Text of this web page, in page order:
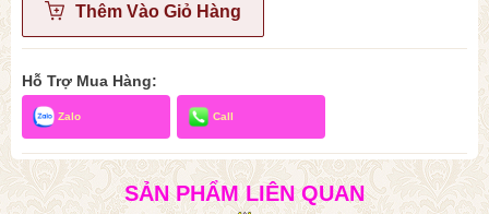
Thêm Vào Giỏ Hàng
Hỗ Trợ Mua Hàng:
Zalo Call
SẢN PHẨM LIÊN QUAN